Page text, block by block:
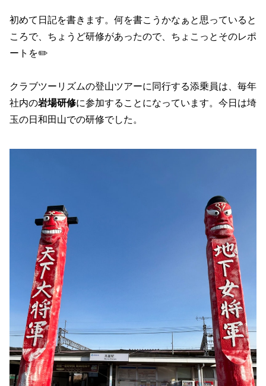
初めて日記を書きます。何を書こうかなぁと思っていると
ころで、ちょうど研修があったので、ちょこっとそのレポ
ートを✏️
クラブツーリズムの登山ツアーに同行する添乗員は、毎年
社内の岩場研修に参加することになっています。今日は埼
玉の日和田山での研修でした。